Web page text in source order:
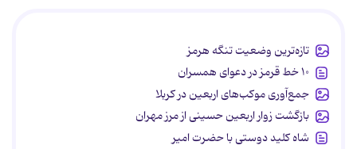
تازه‌ترین وضعیت تنگه هرمز
۱۰ خط قرمز در دعوای همسران
جمع‌آوری موکب‌های اربعین در کربلا
بازگشت زوار اربعین حسینی از مرز مهران
شاه کلید دوستی با حضرت امیر